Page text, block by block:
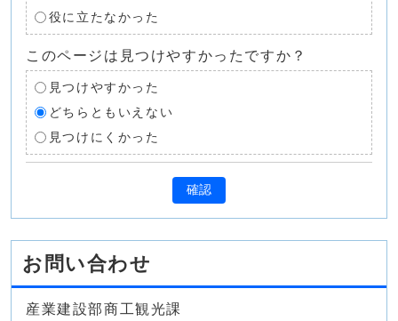
役に立たなかった
このページは見つけやすかったですか？
見つけやすかった
どちらともいえない
見つけにくかった
確認
お問い合わせ
産業建設部商工観光課